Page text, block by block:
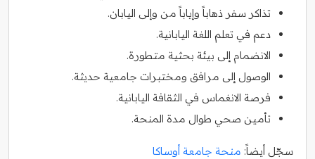
تذاكر سفر ذهاباً وإياباً من وإلى اليابان.
دعم في تعلم اللغة اليابانية.
الانضمام إلى بيئة بحثية متطورة.
الوصول إلى مرافق ومختبرات جامعية حديثة.
فرصة الانغماس في الثقافة اليابانية.
تأمين صحي طوال مدة المنحة.
سجّل أيضاً: منحة جامعة أوساكا